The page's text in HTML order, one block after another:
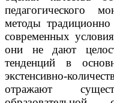
педагогического
методы
современных
они не дают
тенденций в
экстенсивно-
отражают